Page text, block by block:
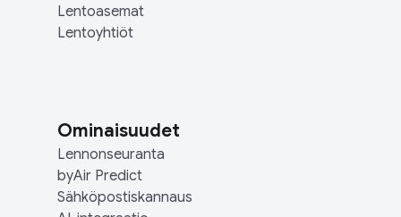
Lentoasemat
Lentoyhtiöt
Ominaisuudet
Lennonseuranta
byAir Predict
Sähköpostiskannaus